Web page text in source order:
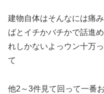
建物自体はそんなには痛
ばとイチかバチかで話進
れしかないよっウン十万
て
他2～3件見て回って一番